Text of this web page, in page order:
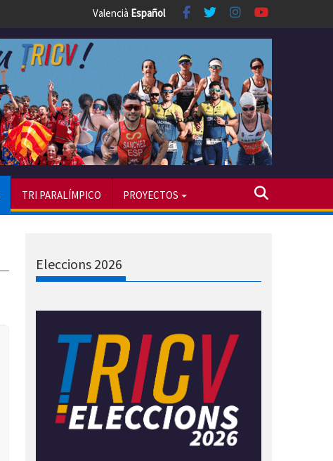
Valencià Español
TRI PARALÍMPICO PROYECTOS
Eleccions 2026